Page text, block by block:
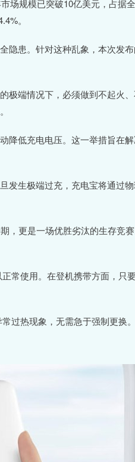
规模已突破10亿美元，占据全
。
隐患。针对这种乱象，本次发
极端情况下，必须做到不起火
降低充电电压。这一举措旨在
发生极端过充，充电宝将通过
，更是一场优胜劣汰的生存竞
常使用。在登机携带方面，只
过热现象，无需急于强制更换